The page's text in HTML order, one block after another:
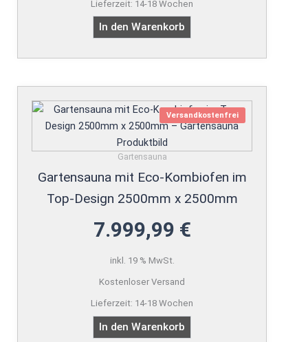
Lieferzeit: 14-18 Wochen
In den Warenkorb
Versandkostenfrei
Gartensauna
Gartensauna mit Eco-Kombiofen im
Top-Design 2500mm x 2500mm
7.999,99 €
inkl. 19 % MwSt.
Kostenloser Versand
Lieferzeit: 14-18 Wochen
In den Warenkorb